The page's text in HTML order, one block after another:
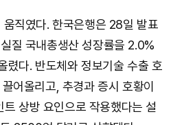
직였다. 한국은행은 28일 발표
질 국내총생산 성장률을 2.0%
렸다. 반도체와 정보기술 수출 호
어올리고, 추경과 증시 호황이
상방 요인으로 작용했다는 설